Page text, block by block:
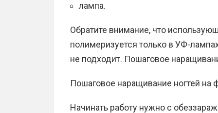
лампа.
Обратите внимание, что
полимеризуется только в УФ-
не подходит. Пошаговое
Пошаговое наращивание ногтей на
Начинать работу нужно с